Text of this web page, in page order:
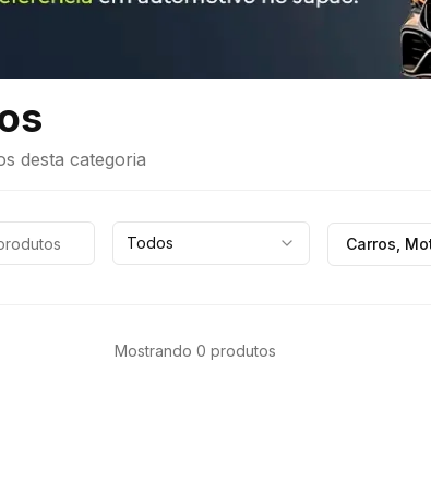
desta categoria
Todos Carros,
Mostrando 0 produtos